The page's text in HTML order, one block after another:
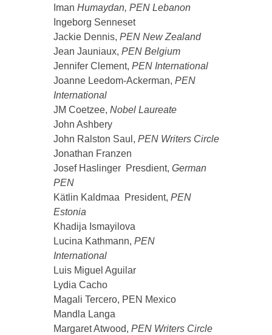
Iman Humaydan, PEN Lebanon
Ingeborg Senneset
Jackie Dennis, PEN New Zealand
Jean Jauniaux, PEN Belgium
Jennifer Clement, PEN International
Joanne Leedom-Ackerman, PEN
International
JM Coetzee, Nobel Laureate
John Ashbery
John Ralston Saul, PEN Writers Circle
Jonathan Franzen
Josef Haslinger Presdient, German
PEN
Kätlin Kaldmaa President, PEN
Estonia
Khadija Ismayilova
Lucina Kathmann, PEN
International
Luis Miguel Aguilar
Lydia Cacho
Magali Tercero, PEN Mexico
Mandla Langa
Margaret Atwood, PEN Writers Circle